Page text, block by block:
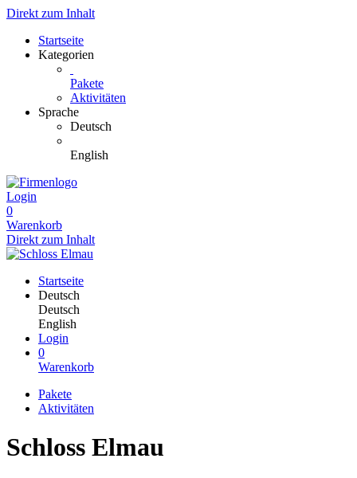
Direkt zum Inhalt
Startseite
Kategorien
Pakete
Aktivitäten
Sprache
Deutsch
English
Login
0
Warenkorb
Direkt zum Inhalt
Startseite
Deutsch
Deutsch
English
Login
0
Warenkorb
Pakete
Aktivitäten
Schloss Elmau